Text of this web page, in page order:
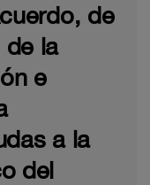
de
de la
e
a la
del